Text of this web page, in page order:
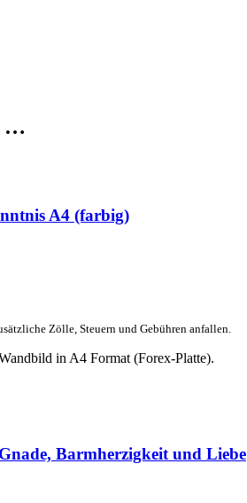
…
A4 (farbig)
Zölle, Steuern und Gebühren anfallen.
in A4 Format (Forex-Platte).
Barmherzigkeit und Liebe